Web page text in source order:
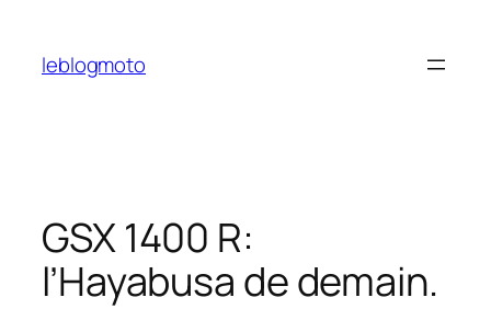
contenu
leblogmoto
GSX 1400 R:
l’Hayabusa de demain.